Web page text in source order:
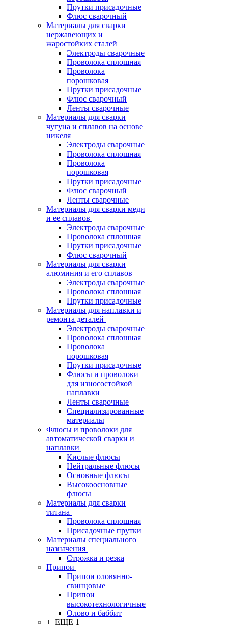
Прутки присадочные
Флюс сварочный
Материалы для сварки
нержавеющих и
жаростойких сталей
Электроды сварочные
Проволока сплошная
Проволока
порошковая
Прутки присадочные
Флюс сварочный
Ленты сварочные
Материалы для сварки
чугуна и сплавов на основе
никеля
Электроды сварочные
Проволока сплошная
Проволока
порошковая
Прутки присадочные
Флюс сварочный
Ленты сварочные
Материалы для сварки меди
и ее сплавов
Электроды сварочные
Проволока сплошная
Прутки присадочные
Флюс сварочный
Материалы для сварки
алюминия и его сплавов
Электроды сварочные
Проволока сплошная
Прутки присадочные
Материалы для наплавки и
ремонта деталей
Электроды сварочные
Проволока сплошная
Проволока
порошковая
Прутки присадочные
Флюсы и проволоки
для износостойкой
наплавки
Ленты сварочные
Специализированные
материалы
Флюсы и проволоки для
автоматической сварки и
наплавки
Кислые флюсы
Нейтральные флюсы
Основные флюсы
Высокоосновные
флюсы
Материалы для сварки
титана
Проволока сплошная
Присадочные прутки
Материалы специального
назначения
Строжка и резка
Припои
Припои оловянно-
свинцовые
Припои
высокотехнологичные
Олово и баббит
+ ЕЩЕ 1